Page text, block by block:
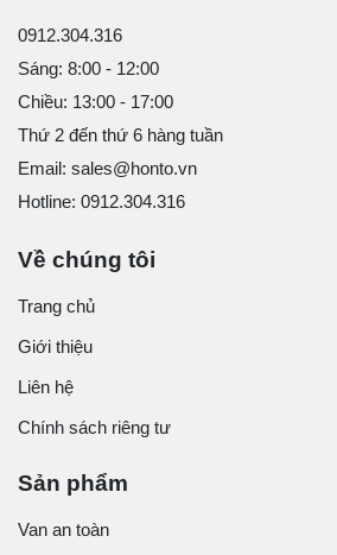
0912.304.316
Sáng: 8:00 - 12:00
Chiều: 13:00 - 17:00
Thứ 2 đến thứ 6 hàng tuần
Email: sales@honto.vn
Hotline: 0912.304.316
Về chúng tôi
Trang chủ
Giới thiệu
Liên hệ
Chính sách riêng tư
Sản phẩm
Van an toàn